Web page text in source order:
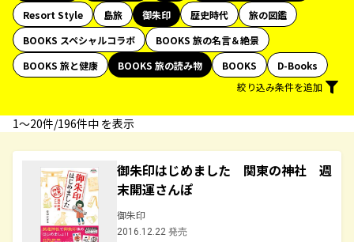
Resort Style
島旅 御朱印 歴史時代
旅の図鑑
BOOKS スペシャルコラボ
BOOKS 旅の名言＆絶景
BOOKS 旅と健康
BOOKS 旅の読み物 BOOKS
D-Books
絞り込み条件を追加
1〜20件/196件中 を表示
御朱印はじめました 関東の神社 週
末開運さんぽ
御朱印
2016.12.22 発売